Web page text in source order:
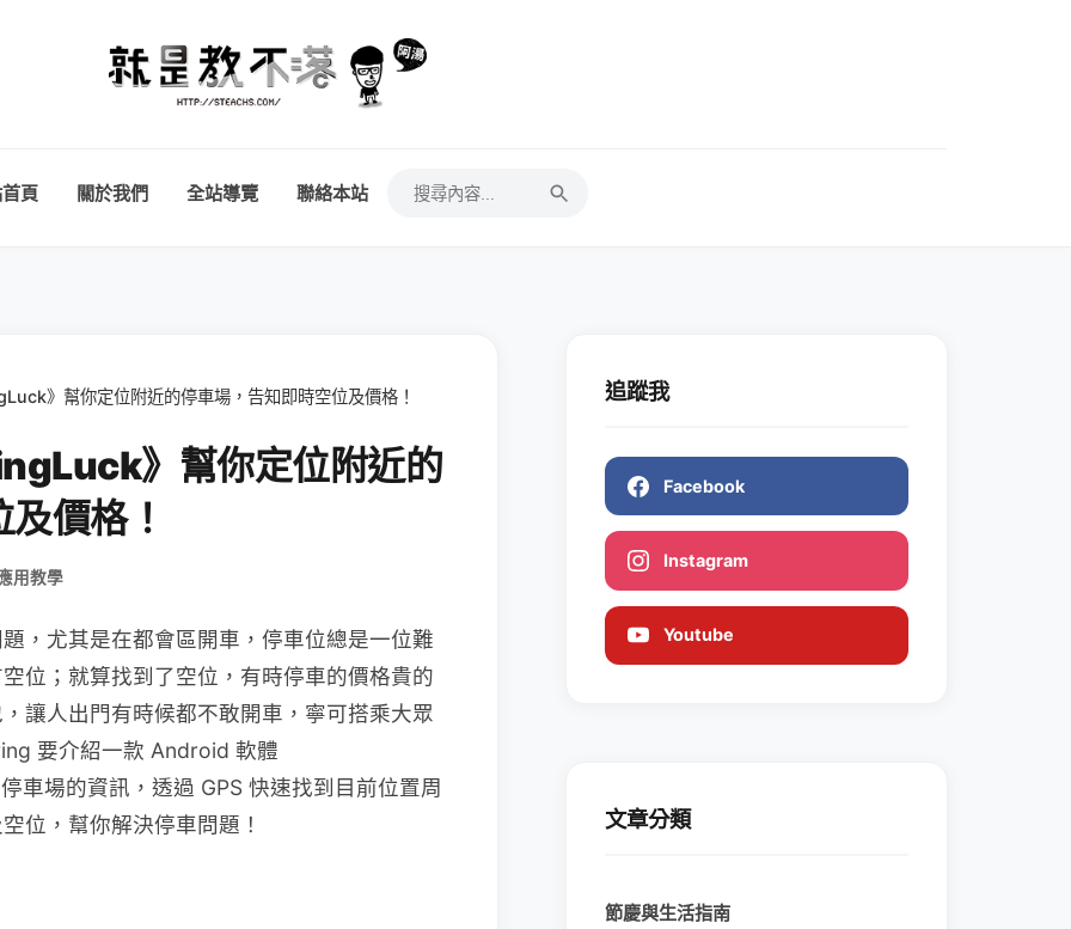
頁 關於我們 全站導覽 聯絡本站
》幫你定位附近的停車場，告知即時空位及價格！
》幫你定位附近的
價格！
用教學
，尤其是在都會區開車，停車位總是一位難
位；就算找到了空位，有時停車的價格貴的
讓人出門有時候都不敢開車，寧可搭乘大眾
要介紹一款 Android 軟體
車場的資訊，透過 GPS 快速找到目前位置周
位，幫你解決停車問題！
追蹤我
Facebook
Instagram
Youtube
文章分類
節慶與生活指南